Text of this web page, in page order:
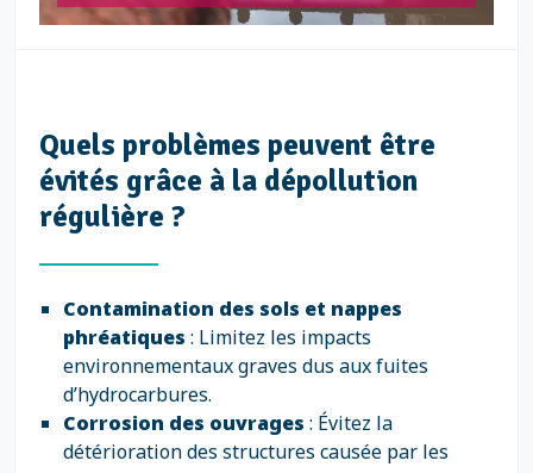
Quels problèmes peuvent être
évités grâce à la dépollution
régulière ?
Contamination des sols et nappes
phréatiques : Limitez les impacts
environnementaux graves dus aux fuites
d’hydrocarbures.
Corrosion des ouvrages : Évitez la
détérioration des structures causée par les